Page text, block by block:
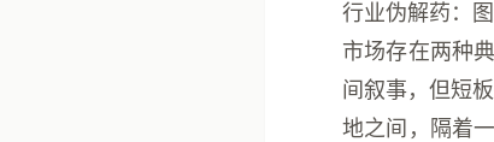
行业伪解药：
市场存在两种
间叙事，但短
地之间，隔着